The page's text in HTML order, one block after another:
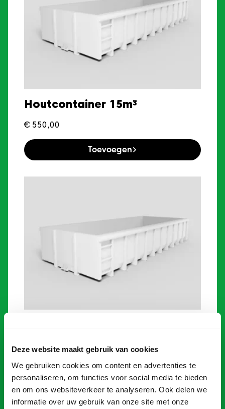
Deze website maakt gebruik van cookies
We gebruiken cookies om content en advertenties te
personaliseren, om functies voor social media te bieden
en om ons websiteverkeer te analyseren. Ook delen we
informatie over uw gebruik van onze site met onze
Houtcontainer 15m³
€ 550,00
Toevoegen
935,00
Toevoegen